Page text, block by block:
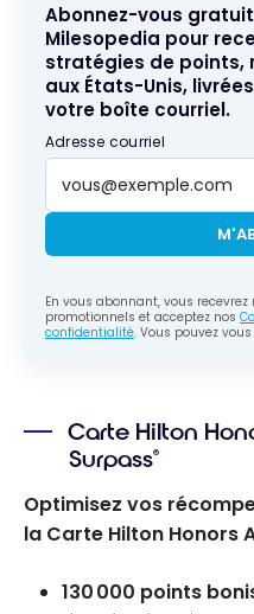
Abonnez-vous
Milesopedia pour
stratégies de points,
aux États-Unis,
votre boîte courriel.
Adresse courriel
En vous abonnant, vous
promotionnels et acceptez nos
confidentialité. Vous pouvez
Carte Hilton
Surpass®
Optimisez vos
la Carte Hilton Honors
130 000 points